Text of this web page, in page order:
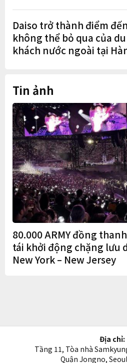
Daiso trở thành điểm đến
không thể bỏ qua của du
khách nước ngoài tại
Tin ảnh
80.000 ARMY đồng
tái khởi động chặng lưu
New York – New Jersey
Địa chỉ:
Tầng 11, Tòa nhà
Quận Jongno,